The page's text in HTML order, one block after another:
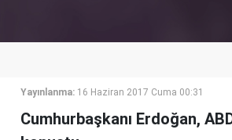
Yayınlanma: 16 Haziran 2017 Cuma 00:31
Cumhurbaşkanı Erdoğan,